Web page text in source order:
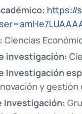
https://
Ciencias
investigación:
Investigación
y
Investigación: